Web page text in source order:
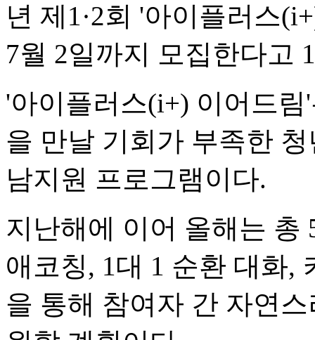
년 제1·2회 '아이플러스
7월 2일까지 모집한다고
'아이플러스(i+) 이어드
을 만날 기회가 부족한
남지원 프로그램이다.
지난해에 이어 올해는 총
애코칭, 1대 1 순환 대화,
을 통해 참여자 간 자연